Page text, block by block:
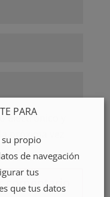
y
próxima vez
PARA
su propio
de navegación
tus
que tus datos